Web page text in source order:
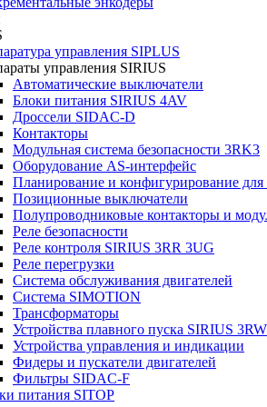
управления SIPLUS
управления SIRIUS
Автоматические выключатели
Блоки питания SIRIUS 4AV
Дроссели SIDAC-D
Контакторы
Модульная система безопасности 3RK3
Оборудование AS-интерфейс
Планирование и конфигурирование
Позиционные выключатели
Полупроводниковые контакторы и
Реле безопасности
Реле контроля SIRIUS 3RR 3UG
Реле перегрузки
Сиcтема обслуживания двигателей
Система SIMOTION
Трансформаторы
Устройства плавного пуска SIRIUS 3RW
Устройства управления и индикации
Фидеры и пускатели двигателей
Фильтры SIDAC-F
питания SITOP